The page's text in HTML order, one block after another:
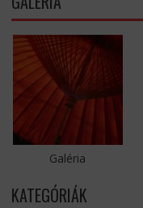
Galéria
KATEGÓRIÁK